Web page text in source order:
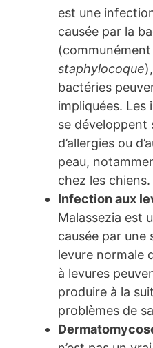
est une
causée par la
staphylocoque
bactéries
impliquées.
se développent
d’allergies ou
peau,
chez les chiens.
Infection aux
Malassezia est
causée par une
levure normale
à levures
produire à la
problèmes de